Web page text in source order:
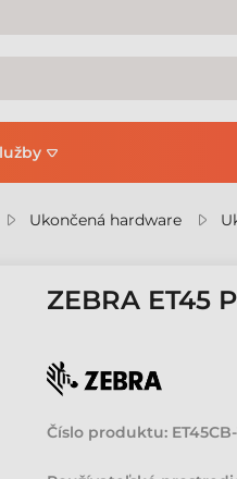
Ukončená hardware
ZEBRA ET45
Číslo produktu: